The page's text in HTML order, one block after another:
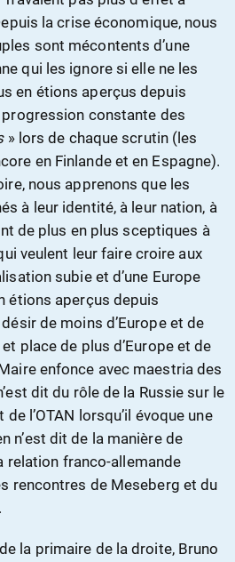
la crise économique, nous
sont mécontents d’une
qui les ignore si elle ne les
en étions aperçus depuis
constante des
» lors de chaque scrutin (les
en Finlande et en Espagne).
nous apprenons que les
à leur identité, à leur nation, à
de plus en plus sceptiques à
veulent leur faire croire aux
subie et d’une Europe
étions aperçus depuis
de moins d’Europe et de
place de plus d’Europe et de
enfonce avec maestria des
dit du rôle de la Russie sur le
l’OTAN lorsqu’il évoque une
n’est dit de la manière de
relation franco-allemande
rencontres de Meseberg et du
la primaire de la droite, Bruno